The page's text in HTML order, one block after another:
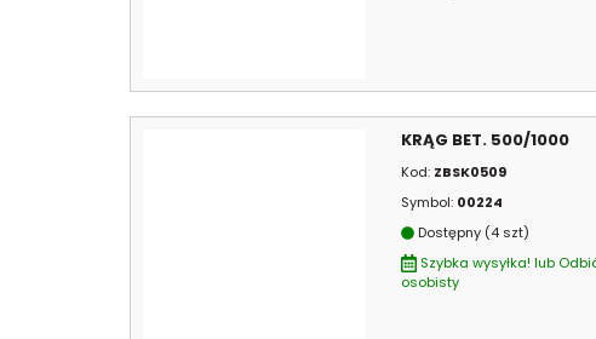
KRĄG BET. 500/1000
Kod: ZBSK0509
Symbol: 00224
Dostępny (4 szt)
Szybka wysyłka! lub
osobisty